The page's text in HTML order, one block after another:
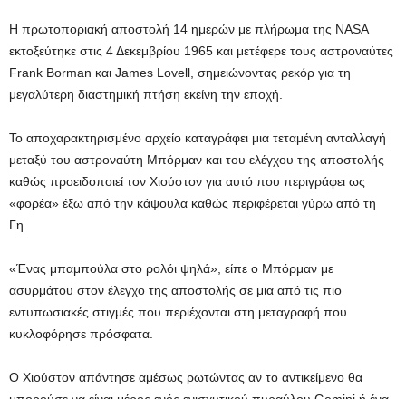
Η πρωτοποριακή αποστολή 14 ημερών με πλήρωμα της NASA
εκτοξεύτηκε στις 4 Δεκεμβρίου 1965 και μετέφερε τους αστροναύτες
Frank Borman και James Lovell, σημειώνοντας ρεκόρ για τη
μεγαλύτερη διαστημική πτήση εκείνη την εποχή.
Το αποχαρακτηρισμένο αρχείο καταγράφει μια τεταμένη ανταλλαγή
μεταξύ του αστροναύτη Μπόρμαν και του ελέγχου της αποστολής
καθώς προειδοποιεί τον Χιούστον για αυτό που περιγράφει ως
«φορέα» έξω από την κάψουλα καθώς περιφέρεται γύρω από τη
Γη.
«Ένας μπαμπούλα στο ρολόι ψηλά», είπε ο Μπόρμαν με
ασυρμάτου στον έλεγχο της αποστολής σε μια από τις πιο
εντυπωσιακές στιγμές που περιέχονται στη μεταγραφή που
κυκλοφόρησε πρόσφατα.
Ο Χιούστον απάντησε αμέσως ρωτώντας αν το αντικείμενο θα